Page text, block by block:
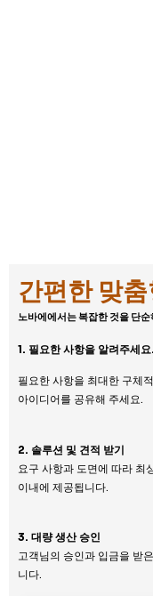
간편한 맞
노바에에서는 복잡한 것을 단
1. 필요한 사항을 알려주세요.
필요한 사항을 최대한 구체
아이디어를 공유해 주세요.
2. 솔루션 및 견적 받기
요구 사항과 도면에 따라 최
이내에 제공됩니다.
3. 대량 생산 승인
고객님의 승인과 입금을 받
니다.